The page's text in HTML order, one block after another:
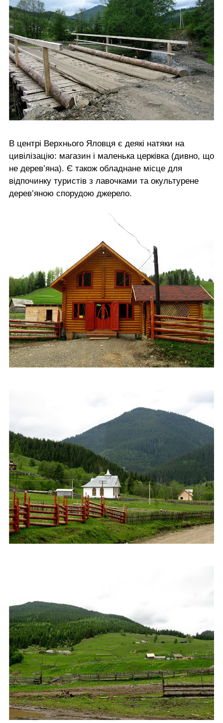
В центрі Верхнього Яловця є деякі натяки на
цивілізацію: магазин і маленька церківка (дивно, що
не дерев’яна). Є також обладнане місце для
відпочинку туристів з лавочками та окультурене
дерев’яною спорудою джерело.